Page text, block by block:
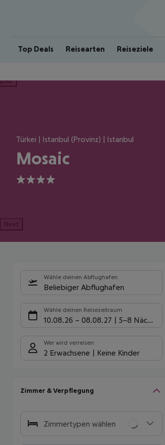
Top Deals Reisearten Reiseziele
Türkei | Istanbul (Provinz) | Istanbul
Mosaic
4
Next
Wähle deinen Abflughafen
Beliebiger Abflughafen
Wähle deinen Reisezeitraum
10.08.26 – 08.08.27 5-8 Nächte
Wer wird verreisen
2 Erwachsene Keine Kinder
Zimmer & Verpflegung
Zimmertypen wählen